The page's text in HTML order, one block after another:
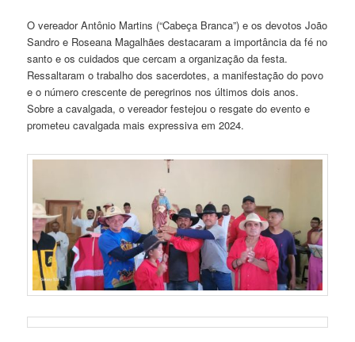
O vereador Antônio Martins (“Cabeça Branca”) e os devotos João
Sandro e Roseana Magalhães destacaram a importância da fé no
santo e os cuidados que cercam a organização da festa.
Ressaltaram o trabalho dos sacerdotes, a manifestação do povo
e o número crescente de peregrinos nos últimos dois anos.
Sobre a cavalgada, o vereador festejou o resgate do evento e
prometeu cavalgada mais expressiva em 2024.